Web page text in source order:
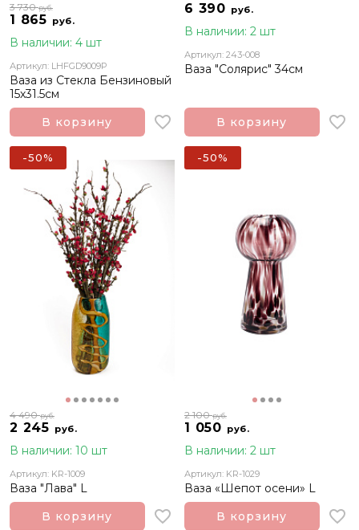
1 865 руб.
3 730руб.
В наличии: 4 шт
Артикул: LHFGD9009P
Ваза из Стекла Бензиновый
15х31.5см
В корзину
6 390 руб.
В наличии: 2 шт
Артикул: 243-008
Ваза "Солярис" 34см
В корзину
2 245 руб.
4 490руб.
В наличии: 10 шт
Артикул: KR-1009
Ваза "Лава" L
В корзину
-50%
1 050 руб.
2 100руб.
В наличии: 2 шт
Артикул: KR-1029
Ваза «Шепот осени» L
В корзину
-50%